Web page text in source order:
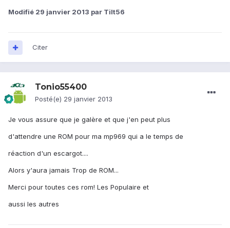
Modifié 29 janvier 2013 par Tilt56
Citer
Tonio55400
Posté(e) 29 janvier 2013
Je vous assure que je galère et que j'en peut plus
d'attendre une ROM pour ma mp969 qui a le temps de
réaction d'un escargot....
Alors y'aura jamais Trop de ROM...
Merci pour toutes ces rom! Les Populaire et
aussi les autres